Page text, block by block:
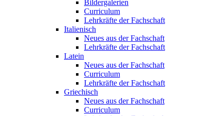
Bildergalerien
Curriculum
Lehrkräfte der Fachschaft
Italienisch
Neues aus der Fachschaft
Lehrkräfte der Fachschaft
Latein
Neues aus der Fachschaft
Curriculum
Lehrkräfte der Fachschaft
Griechisch
Neues aus der Fachschaft
Curriculum